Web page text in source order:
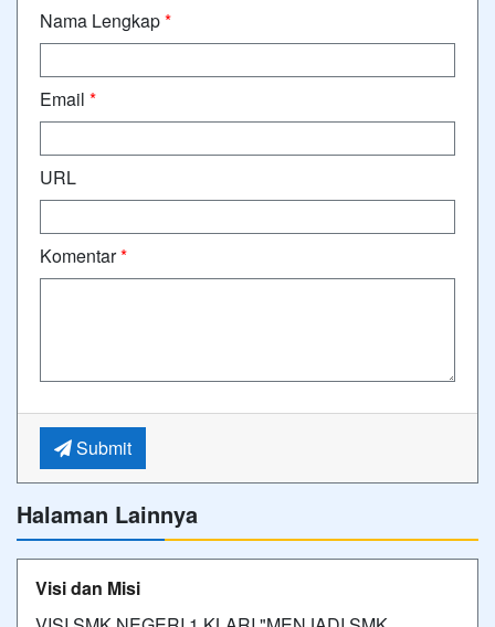
Nama Lengkap*
Email *
URL
Komentar*
Submit
Halaman Lainnya
Visi dan Misi